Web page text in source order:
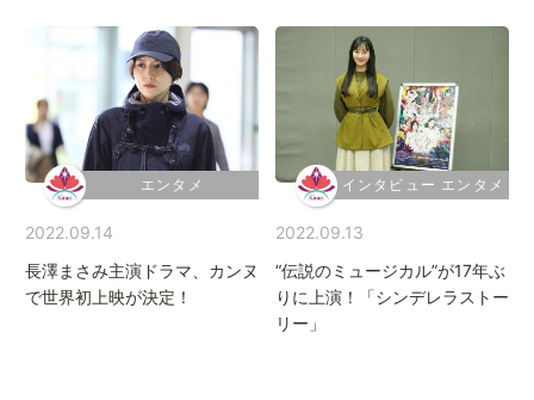
エンタメ
2022.09.14
長澤まさみ主演ドラマ、カンヌ
で世界初上映が決定！
インタビュー エンタメ
2022.09.13
“伝説のミュージカル”が17年ぶ
りに上演！「シンデレラストー
リー」